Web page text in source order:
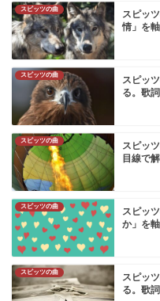
スピッツの曲
スピッ
情」を
スピッツの曲
スピッ
る。歌
スピッツの曲
スピッ
目線で
スピッツの曲
スピッ
か」を
スピッツの曲
スピッ
る。歌